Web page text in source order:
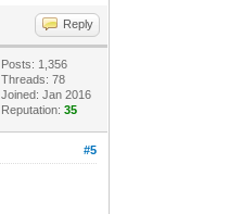
Reply
Posts: 1,356
Threads: 78
Joined: Jan 2016
Reputation:35
#5